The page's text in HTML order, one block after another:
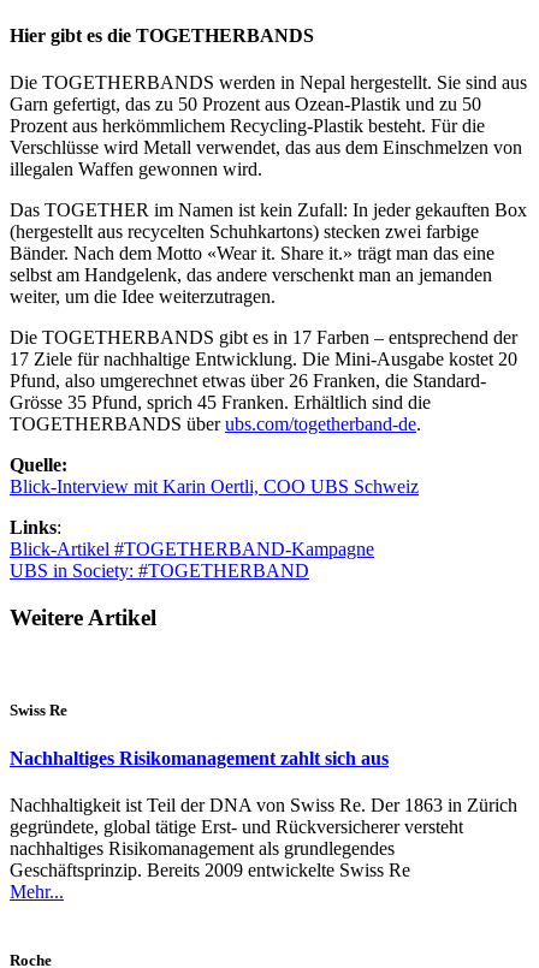
Hier gibt es die TOGETHERBANDS
Die TOGETHERBANDS werden in Nepal hergestellt. Sie sind aus
Garn gefertigt, das zu 50 Prozent aus Ozean-Plastik und zu 50
Prozent aus herkömmlichem Recycling-Plastik besteht. Für die
Verschlüsse wird Metall verwendet, das aus dem Einschmelzen von
illegalen Waffen gewonnen wird.
Das TOGETHER im Namen ist kein Zufall: In jeder gekauften Box
(hergestellt aus recycelten Schuhkartons) stecken zwei farbige
Bänder. Nach dem Motto «Wear it. Share it.» trägt man das eine
selbst am Handgelenk, das andere verschenkt man an jemanden
weiter, um die Idee weiterzutragen.
Die TOGETHERBANDS gibt es in 17 Farben – entsprechend der
17 Ziele für nachhaltige Entwicklung. Die Mini-Ausgabe kostet 20
Pfund, also umgerechnet etwas über 26 Franken, die Standard-
Grösse 35 Pfund, sprich 45 Franken. Erhältlich sind die
TOGETHERBANDS überubs.com/togetherband-de.
Quelle:
Blick-Interview mit Karin Oertli, COO UBS Schweiz
Links:
Blick-Artikel #TOGETHERBAND-Kampagne
UBS in Society: #TOGETHERBAND
Weitere Artikel
Swiss Re
Nachhaltiges Risikomanagement zahlt sich aus
Nachhaltigkeit ist Teil der DNA von Swiss Re. Der 1863 in Zürich
gegründete, global tätige Erst- und Rückversicherer versteht
nachhaltiges Risikomanagement als grundlegendes
Geschäftsprinzip. Bereits 2009 entwickelte Swiss Re
Mehr...
Roche